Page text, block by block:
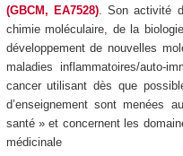
(GBCM, EA7528). Son activité
chimie moléculaire, de la
développement de nouvelles
maladies inflammatoires/auto-
cancer utilisant dès que
d’enseignement sont menées
santé » et concernent les
médicinale